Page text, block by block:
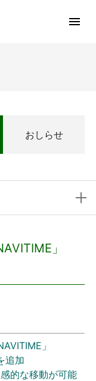
おしらせ
」
」
追加
的な移動が可能